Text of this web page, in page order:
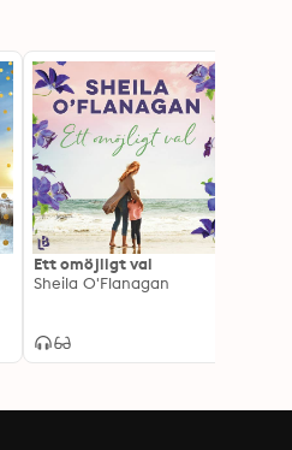
Ett omöjligt val
Sheila O'Flanagan